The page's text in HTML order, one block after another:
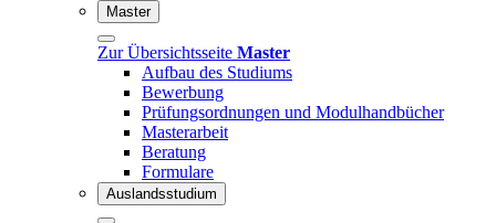
Master
Zur Übersichtsseite Master
Aufbau des Studiums
Bewerbung
Prüfungsordnungen und Modulhandbücher
Masterarbeit
Beratung
Formulare
Auslandsstudium